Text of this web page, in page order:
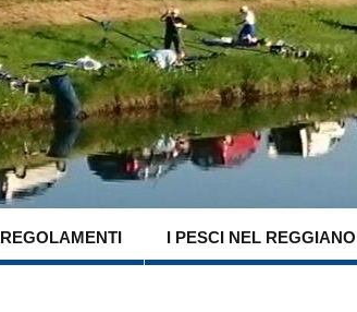
REGOLAMENTI I PESCI NEL REGGIANO